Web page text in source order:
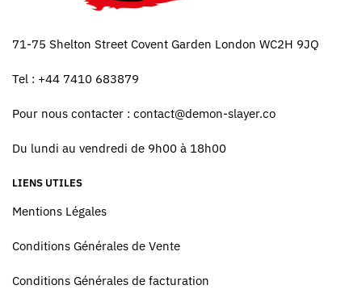
71-75 Shelton Street Covent Garden London WC2H 9JQ
Tel : +44 7410 683879
Pour nous contacter : contact@demon-slayer.co
Du lundi au vendredi de 9h00 à 18h00
LIENS UTILES
Mentions Légales
Conditions Générales de Vente
Conditions Générales de facturation